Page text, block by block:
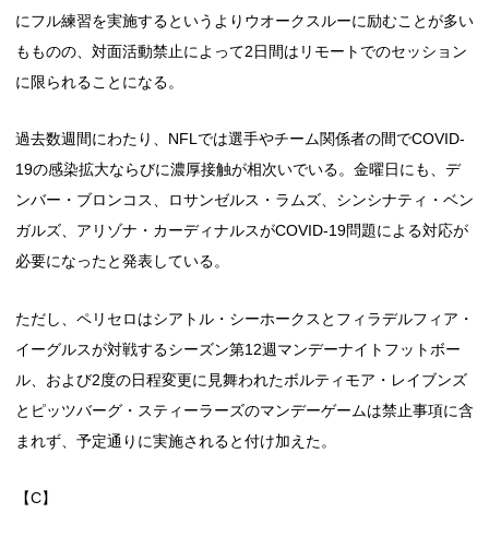
にフル練習を実施するというよりウオークスルーに励むことが多い
もものの、対面活動禁止によって2日間はリモートでのセッション
に限られることになる。
過去数週間にわたり、NFLでは選手やチーム関係者の間でCOVID-
19の感染拡大ならびに濃厚接触が相次いでいる。金曜日にも、デ
ンバー・ブロンコス、ロサンゼルス・ラムズ、シンシナティ・ベン
ガルズ、アリゾナ・カーディナルスがCOVID-19問題による対応が
必要になったと発表している。
ただし、ペリセロはシアトル・シーホークスとフィラデルフィア・
イーグルスが対戦するシーズン第12週マンデーナイトフットボー
ル、および2度の日程変更に見舞われたボルティモア・レイブンズ
とピッツバーグ・スティーラーズのマンデーゲームは禁止事項に含
まれず、予定通りに実施されると付け加えた。
【C】